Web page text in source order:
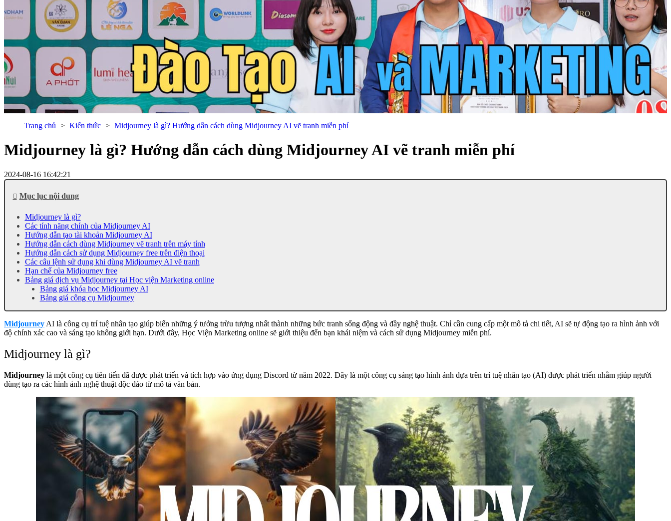
Trang chủ Kiến thức Midjourney là gì? Hướng dẫn cách dùng Midjourney AI vẽ tranh miễn phí
Midjourney là gì? Hướng dẫn cách dùng Midjourney AI vẽ tranh miễn phí
2024-08-16 16:42:21
Mục lục nội dung
Midjourney là gì?
Các tính năng chính của Midjourney AI
Hướng dẫn tạo tài khoản Midjourney AI
Hướng dẫn cách dùng Midjourney vẽ tranh trên máy tính
Hướng dẫn cách sử dụng Midjourney free trên điện thoại
Các câu lệnh sử dụng khi dùng Midjourney AI vẽ tranh
Hạn chế của Midjourney free
Bảng giá dịch vụ Midjourney tại Học viện Marketing online
Bảng giá khóa học Midjourney AI
Bảng giá công cụ Midjourney
Midjourney AI là công cụ trí tuệ nhân tạo giúp biến những ý tưởng trừu tượng nhất thành những bức tranh sống động và đầy nghệ thuật. Chỉ cần cung cấp một mô tả chi tiết, AI sẽ tự động tạo ra hình ảnh với
độ chính xác cao và sáng tạo không giới hạn. Dưới đây, Học Viện Marketing online sẽ giới thiệu đến bạn khái niệm và cách sử dụng Midjourney miễn phí.
Midjourney là gì?
Midjourney là một công cụ tiên tiến đã được phát triển và tích hợp vào ứng dụng Discord từ năm 2022. Đây là một công cụ sáng tạo hình ảnh dựa trên trí tuệ nhân tạo (AI) được phát triển nhằm giúp người
dùng tạo ra các hình ảnh nghệ thuật độc đáo từ mô tả văn bản.